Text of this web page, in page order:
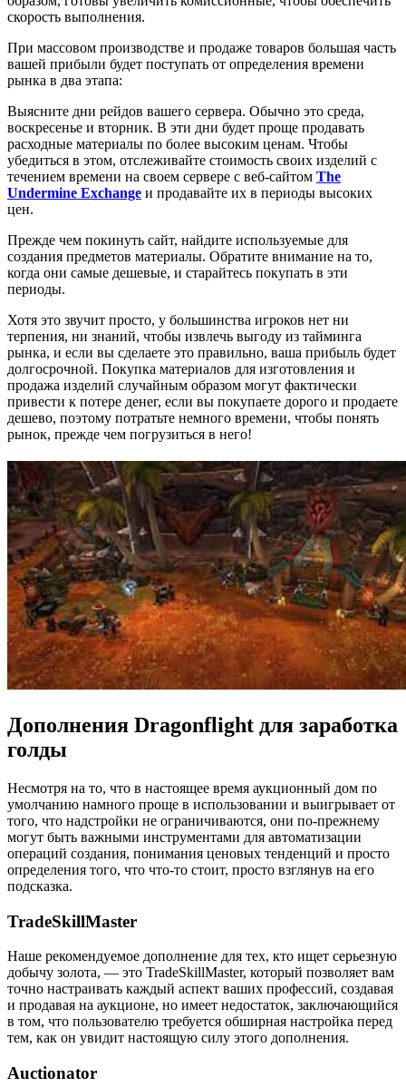
скорость выполнения.
При массовом производстве и продаже товаров большая часть
вашей прибыли будет поступать от определения времени
рынка в два этапа:
Выясните дни рейдов вашего сервера. Обычно это среда,
воскресенье и вторник. В эти дни будет проще продавать
расходные материалы по более высоким ценам. Чтобы
убедиться в этом, отслеживайте стоимость своих изделий с
течением времени на своем сервере с веб-сайтом The
Undermine Exchange и продавайте их в периоды высоких
цен.
Прежде чем покинуть сайт, найдите используемые для
создания предметов материалы. Обратите внимание на то,
когда они самые дешевые, и старайтесь покупать в эти
периоды.
Хотя это звучит просто, у большинства игроков нет ни
терпения, ни знаний, чтобы извлечь выгоду из тайминга
рынка, и если вы сделаете это правильно, ваша прибыль будет
долгосрочной. Покупка материалов для изготовления и
продажа изделий случайным образом могут фактически
привести к потере денег, если вы покупаете дорого и продаете
дешево, поэтому потратьте немного времени, чтобы понять
рынок, прежде чем погрузиться в него!
Дополнения Dragonflight для заработка
голды
Несмотря на то, что в настоящее время аукционный дом по
умолчанию намного проще в использовании и выигрывает от
того, что надстройки не ограничиваются, они по-прежнему
могут быть важными инструментами для автоматизации
операций создания, понимания ценовых тенденций и просто
определения того, что что-то стоит, просто взглянув на его
подсказка.
TradeSkillMaster
Наше рекомендуемое дополнение для тех, кто ищет серьезную
добычу золота, — это TradeSkillMaster, который позволяет вам
точно настраивать каждый аспект ваших профессий, создавая
и продавая на аукционе, но имеет недостаток, заключающийся
в том, что пользователю требуется обширная настройка перед
тем, как он увидит настоящую силу этого дополнения.
Auctionator